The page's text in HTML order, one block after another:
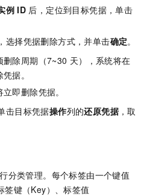
例 ID 后，定位到目标凭据，单击
选择凭据删除方式，并单击确定。
删除周期（7~30 天），系统将在
据。
即删除凭据。
击目标凭据操作列的还原凭据，取
分类管理。每个标签由一个键值
签键（Key）、标签值